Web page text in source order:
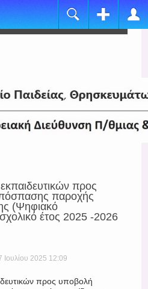
Χρήστη
θυμάσαι
*
with an asterisk (*) are required.
προς
παροχής
(Ψηφιακό
έτος 2025 -2026
Ιουλίου 2025 12:09
προς υποβολή